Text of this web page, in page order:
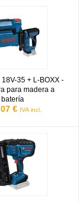
electricistas a
18V-35 + L-BOXX -
para madera a
batería
€ IVA incl.
35 + L-BOXX -
batería
64-2 M -